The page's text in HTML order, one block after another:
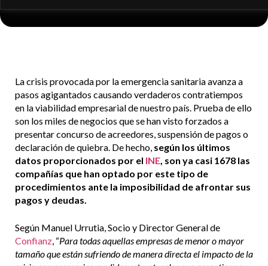
La crisis provocada por la emergencia sanitaria avanza a
pasos agigantados causando verdaderos contratiempos
en la viabilidad empresarial de nuestro país. Prueba de ello
son los miles de negocios que se han visto forzados a
presentar concurso de acreedores, suspensión de pagos o
declaración de quiebra. De hecho, según los últimos
datos proporcionados por el INE, son ya casi 1678 las
compañías que han optado por este tipo de
procedimientos ante la imposibilidad de afrontar sus
pagos y deudas.
Según Manuel Urrutia, Socio y Director General de
Confianz, “Para todas aquellas empresas de menor o mayor
tamaño que están sufriendo de manera directa el impacto de la